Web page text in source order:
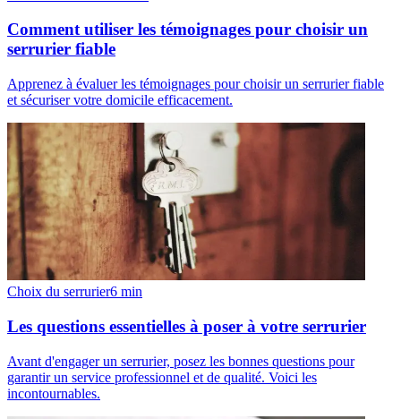
Comment utiliser les témoignages pour choisir un
serrurier fiable
Apprenez à évaluer les témoignages pour choisir un serrurier fiable
et sécuriser votre domicile efficacement.
Choix du serrurier6 min
Les questions essentielles à poser à votre serrurier
Avant d'engager un serrurier, posez les bonnes questions pour
garantir un service professionnel et de qualité. Voici les
incontournables.